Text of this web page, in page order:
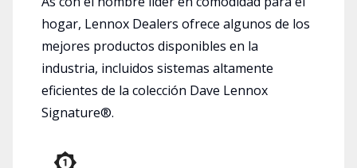
hogar, Lennox Dealers ofrece algunos de los
mejores productos disponibles en la
industria, incluidos sistemas altamente
eficientes de la colección Dave Lennox
Signature®.